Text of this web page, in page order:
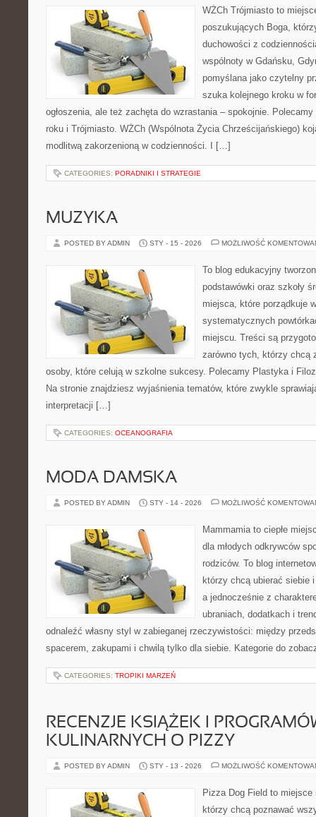
WŻCh Trójmiasto to
poszukujących Boga,
duchowości z
wspólnoty w Gdańsku,
pomyślana jako czytelny
szuka kolejnego kroku w
ogłoszenia, ale też zachęta do wzrastania – spokojnie.
roku i Trójmiasto. WŻCh (Wspólnota Życia Chrześcijańskiego)
modlitwą zakorzenioną w codzienności. I […]
CATEGORIES: PORADNIKI I STRATEGIE
MUZYKA
POSTED BY ADMIN STY - 15 - 2026 MOŻLIWOŚĆ
To blog edukacyjny
podstawówki oraz szkoły
miejsca, które porządkuje
systematycznych
miejscu. Treści są
zarówno tych, którzy chcą
osoby, które celują w szkolne sukcesy. Polecamy Plastyka i
Na stronie znajdziesz wyjaśnienia tematów, które zwykle
interpretacji […]
CATEGORIES: OCEANOGRAFIA
MODA DAMSKA
POSTED BY ADMIN STY - 14 - 2026 MOŻLIWOŚĆ
Mammamia to ciepłe
dla młodych odkrywców
rodziców. To blog
którzy chcą ubierać siebie
a jednocześnie z
ubraniach, dodatkach i
odnaleźć własny styl w zabieganej rzeczywistości: między
spacerem, zakupami i chwilą tylko dla siebie. Kategorie do
CATEGORIES: TROPIKI MARZEŃ
RECENZJE KSIĄŻEK I
KULINARNYCH O PIZZY
POSTED BY ADMIN STY - 13 - 2026 MOŻLIWOŚĆ
Pizza Dog Field to
którzy chcą poznawać